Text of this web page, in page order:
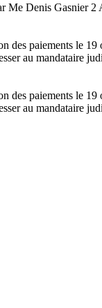
Me Denis Gasnier
paiements le
au mandataire
paiements le
au mandataire